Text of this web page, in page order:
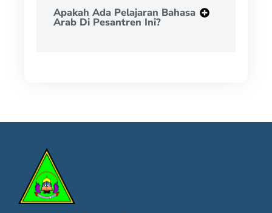
Apakah Ada Pelajaran Bahasa
Arab Di Pesantren Ini?